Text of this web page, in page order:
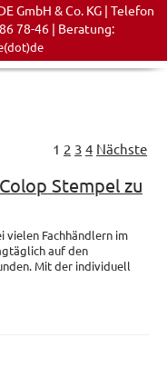
GmbH & Co. KG | Telefon
78-46 | Beratung:
1 2 3 4 Nächste
Stempel zu
vielen Fachhändlern im
auf den
Mit der individuell